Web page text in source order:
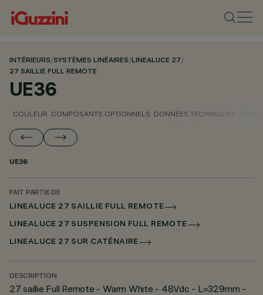
INTÉRIEURS/SYSTÈMES LINÉAIRES/LINEALUCE 27/
27 SAILLIE FULL REMOTE
UE36
COULEUR COMPOSANTS OPTIONNELS DONNÉES TECHNIQUES
UE36
FAIT PARTIE DE
LINEALUCE 27 SAILLIE FULL REMOTE
LINEALUCE 27 SUSPENSION FULL REMOTE
LINEALUCE 27 SUR CATÉNAIRE
DESCRIPTION
27 saillie Full Remote - Warm White - 48Vdc - L=329mm -